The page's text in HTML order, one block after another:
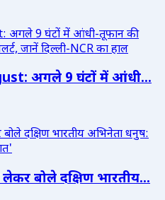
अगले 9 घंटों में आंधी...
बोले दक्षिण भारतीय...